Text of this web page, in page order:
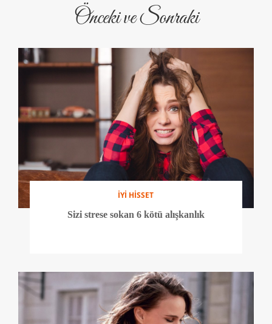
Önceki ve Sonraki
İYİ HİSSET
Sizi strese sokan 6 kötü alışkanlık